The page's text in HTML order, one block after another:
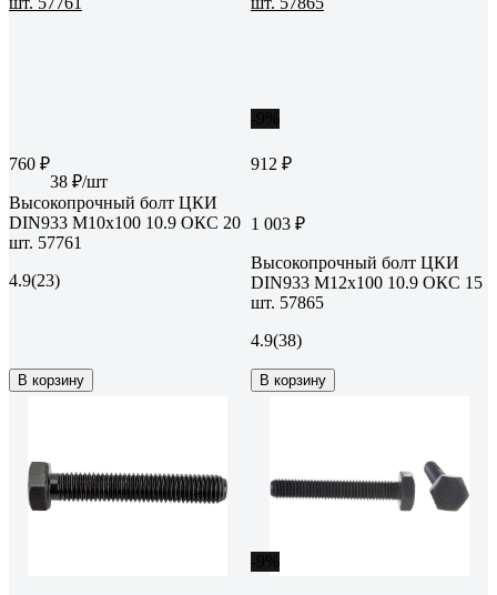
760 ₽
38 ₽/шт
Высокопрочный болт ЦКИ
DIN933 М10х100 10.9 ОКС 20
шт. 57761
4.9(23)
В корзину
912 ₽
1 003 ₽
Высокопрочный болт ЦКИ
DIN933 М12х100 10.9 ОКС 15
шт. 57865
4.9(38)
В корзину